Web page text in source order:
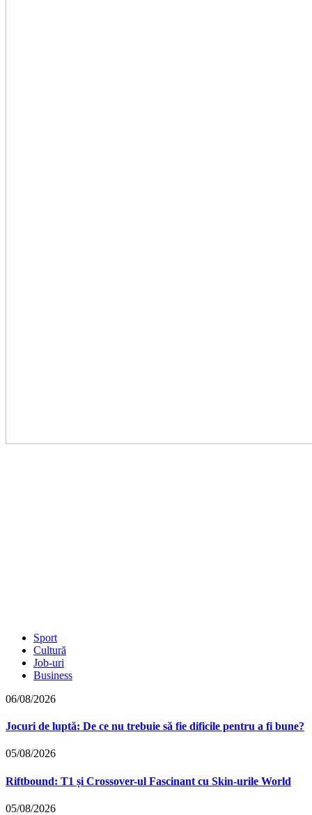
Sport
Cultură
Job-uri
Business
06/08/2026
Jocuri de luptă: De ce nu trebuie să fie dificile pentru a fi bune?
05/08/2026
Riftbound: T1 și Crossover-ul Fascinant cu Skin-urile World
05/08/2026